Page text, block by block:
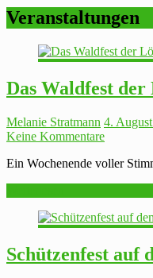
Veranstaltungen
Das Waldfest
Melanie Stratmann 4.
Keine Kommentare
Ein Wochenende voller
Schützenfest auf